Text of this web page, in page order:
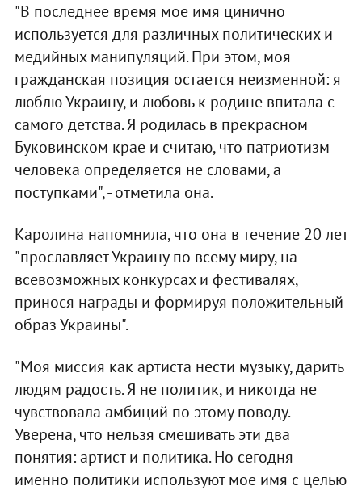
"В последнее время мое имя цинично
используется для различных политических и
медийных манипуляций. При этом, моя
гражданская позиция остается неизменной: я
люблю Украину, и любовь к родине впитала с
самого детства. Я родилась в прекрасном
Буковинском крае и считаю, что патриотизм
человека определяется не словами, а
поступками", - отметила она.
Каролина напомнила, что она в течение 20 лет
"прославляет Украину по всему миру, на
всевозможных конкурсах и фестивалях,
принося награды и формируя положительный
образ Украины".
"Моя миссия как артиста нести музыку, дарить
людям радость. Я не политик, и никогда не
чувствовала амбиций по этому поводу.
Уверена, что нельзя смешивать эти два
понятия: артист и политика. Но сегодня
именно политики используют мое имя с целью